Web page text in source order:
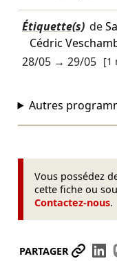
Étiquette(s) de
Cédric
28/05→ 29/05 [1
Autres
Vous possédez
cette fiche ou
Contactez-nous.
PARTAGER